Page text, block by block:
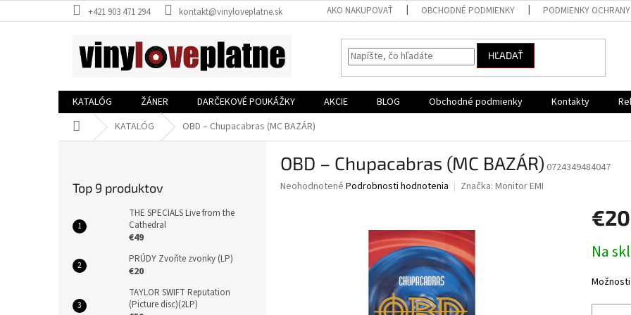
na
+421 903 471 294 kontakt@vinyloveplatne.sk AKO NAKUPOVAŤ OBCHODNÉ PODMIENKY PODMIENKY OCHRANY
HĽADAŤ
KATALÓG ŽÁNER DARČEKOVÉ POUKÁŽKY AKCIE BLOG Obchodné podmienky Kontakty
DomovKATALÓG OBD – Chupacabras (MC BAZÁR)
Top 9 produktov
THE SPECIALS Live from the
Cathedral
€49
PRÚDY Zvoňte zvonky (LP)
€20
TAYLOR SWIFT Reputation
(Picture disc)(2LP)
OBD – Chupacabras (MC BAZÁR) 0724349484047
Priemerné
Neohodnotené Podrobnosti hodnotenia Značka: Monitor EMI
€20
cena:
Na